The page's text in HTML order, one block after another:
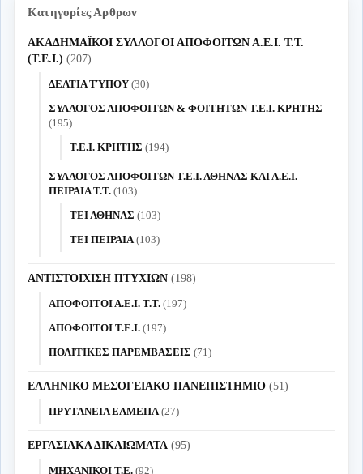
Κατηγορίες Αρθρων
ΑΚΑΔΗΜΑΪΚΟΙ ΣΥΛΛΟΓΟΙ ΑΠΟΦΟΙΤΩΝ Α.Ε.Ι. Τ.Τ.
(Τ.Ε.Ι.) (207)
ΔΕΛΤΙΑ ΤΎΠΟΥ (30)
ΣΥΛΛΟΓΟΣ ΑΠΟΦΟΙΤΩΝ & ΦΟΙΤΗΤΩΝ Τ.Ε.Ι. ΚΡΗΤΗΣ
(195)
Τ.Ε.Ι. ΚΡΗΤΗΣ (194)
ΣΥΛΛΟΓΟΣ ΑΠΟΦΟΙΤΩΝ Τ.Ε.Ι. ΑΘΗΝΑΣ ΚΑΙ Α.Ε.Ι.
ΠΕΙΡΑΙΑ Τ.Τ. (103)
ΤΕΙ ΑΘΗΝΑΣ (103)
ΤΕΙ ΠΕΙΡΑΙΑ(103)
ΑΝΤΙΣΤΟΙΧΙΣΗ ΠΤΥΧΙΩΝ (198)
ΑΠΟΦΟΙΤΟΙ Α.Ε.Ι. Τ.Τ. (197)
ΑΠΟΦΟΙΤΟΙ Τ.Ε.Ι. (197)
ΠΟΛΙΤΙΚΕΣ ΠΑΡΕΜΒΑΣΕΙΣ (71)
ΕΛΛΗΝΙΚΟ ΜΕΣΟΓΕΙΑΚΟ ΠΑΝΕΠΙΣΤΗΜΙΟ (51)
ΠΡΥΤΑΝΕΙΑ ΕΛΜΕΠΑ(27)
ΕΡΓΑΣΙΑΚΑ ΔΙΚΑΙΩΜΑΤΑ (95)
ΜΗΧΑΝΙΚΟΙ Τ.Ε. (92)